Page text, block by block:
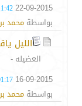
22-09-2015
PM
بواسطةمحمد
الليل
العضيله -
16-09-2015
AM
بواسطةمحمد